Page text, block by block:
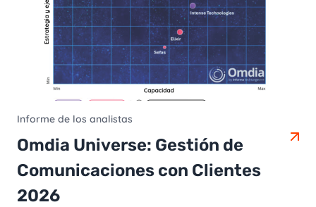
Informe de los analistas
Omdia Universe: Gestión de
Comunicaciones con Clientes
2026